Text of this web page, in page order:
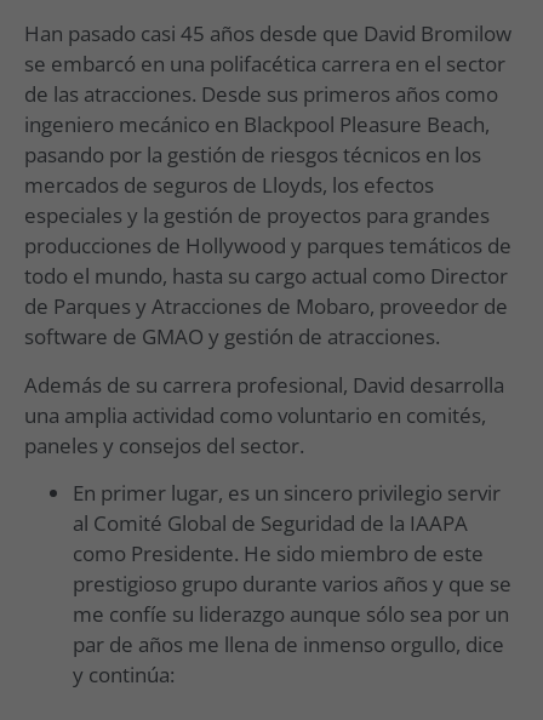
Han pasado casi 45 años desde que David Bromilow
se embarcó en una polifacética carrera en el sector
de las atracciones. Desde sus primeros años como
ingeniero mecánico en Blackpool Pleasure Beach,
pasando por la gestión de riesgos técnicos en los
mercados de seguros de Lloyds, los efectos
especiales y la gestión de proyectos para grandes
producciones de Hollywood y parques temáticos de
todo el mundo, hasta su cargo actual como Director
de Parques y Atracciones de Mobaro, proveedor de
software de GMAO y gestión de atracciones.
Además de su carrera profesional, David desarrolla
una amplia actividad como voluntario en comités,
paneles y consejos del sector.
En primer lugar, es un sincero privilegio servir
al Comité Global de Seguridad de la IAAPA
como Presidente. He sido miembro de este
prestigioso grupo durante varios años y que se
me confíe su liderazgo aunque sólo sea por un
par de años me llena de inmenso orgullo, dice
y continúa: